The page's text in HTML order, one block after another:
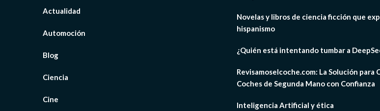
Actualidad
Automoción
Blog
Ciencia
Cine
Novelas y libros de ciencia ficción que
hispanismo
¿Quién está intentando tumbar a
Revisamoselcoche.com: La Solución para
Coches de Segunda Mano con Confianza
Inteligencia Artificial y ética